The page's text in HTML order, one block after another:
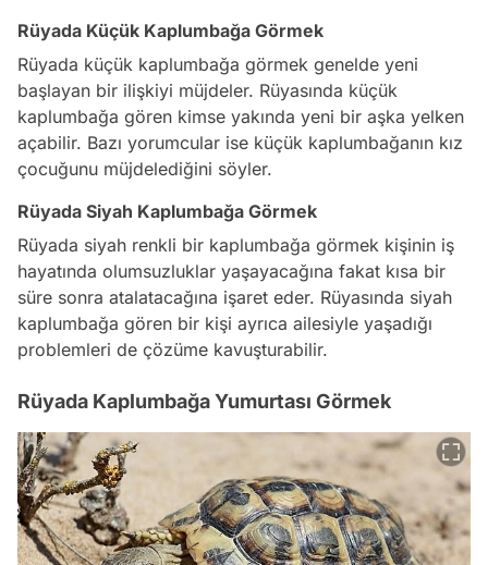
Rüyada Küçük Kaplumbağa Görmek
Rüyada küçük kaplumbağa görmek genelde yeni
başlayan bir ilişkiyi müjdeler. Rüyasında küçük
kaplumbağa gören kimse yakında yeni bir aşka yelken
açabilir. Bazı yorumcular ise küçük kaplumbağanın kız
çocuğunu müjdelediğini söyler.
Rüyada Siyah Kaplumbağa Görmek
Rüyada siyah renkli bir kaplumbağa görmek kişinin iş
hayatında olumsuzluklar yaşayacağına fakat kısa bir
süre sonra atalatacağına işaret eder. Rüyasında siyah
kaplumbağa gören bir kişi ayrıca ailesiyle yaşadığı
problemleri de çözüme kavuşturabilir.
Rüyada Kaplumbağa Yumurtası Görmek